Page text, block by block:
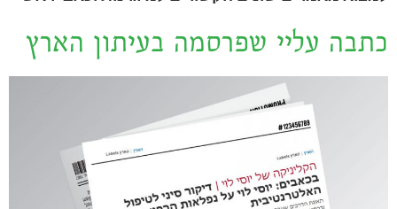
כתבה עליי שפרסמה בעיתון הארץ